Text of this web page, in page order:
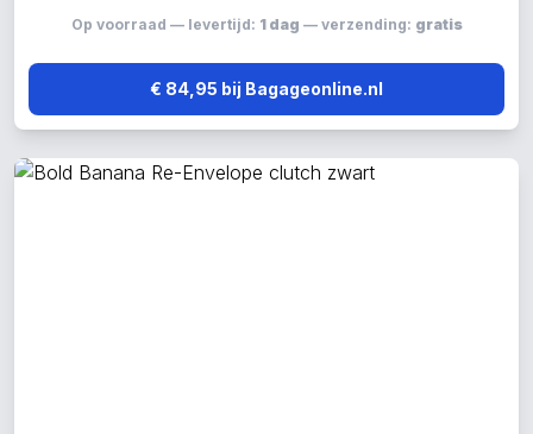
Op voorraad — levertijd: 1 dag — verzending: gratis
€ 84,95 bij Bagageonline.nl